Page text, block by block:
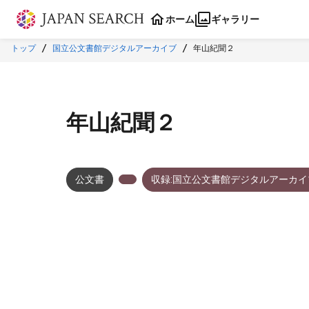
本文に飛ぶ
ホーム ギャラリー
トップ 国立公文書館デジタルアーカイブ 年山紀聞２
年山紀聞２
公文書 収録:国立公文書館デジタルアーカ